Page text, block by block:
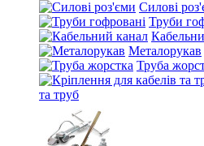
Силові
Труби
Металорукав
Труба
та труб